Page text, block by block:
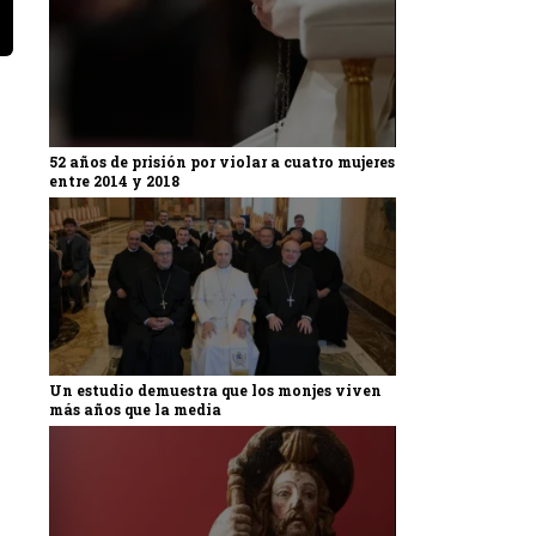
52 años de prisión por violar a cuatro mujeres
entre 2014 y 2018
Un estudio demuestra que los monjes viven
más años que la media